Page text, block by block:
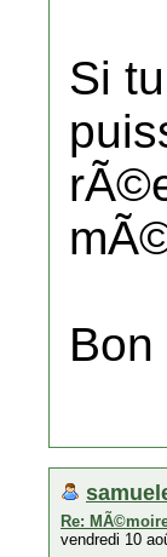
Si
Bon
Re:
vendredi 10